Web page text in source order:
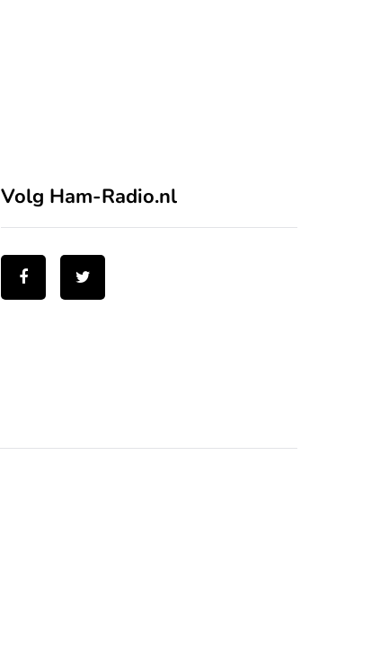
Volg Ham-Radio.nl